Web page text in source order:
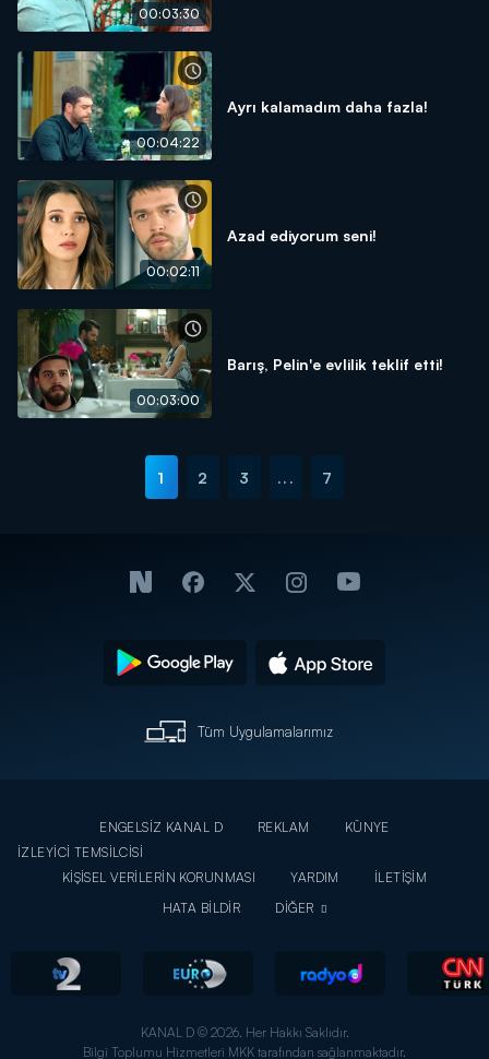
00:03:30
00:04:22
Ayrı kalamadım daha fazla!
00:02:11
Azad ediyorum seni!
00:03:00
Barış, Pelin'e evlilik teklif etti!
1 2 3 ... 7
Tüm Uygulamalarımız
ENGELSİZ KANAL D REKLAM
KÜNYE
İZLEYİCİ TEMSİLCİSİ
KİŞİSEL VERİLERİN KORUNMASI
YARDIM
İLETİŞİM
HATA BİLDİR
DİĞER
KANAL D © 2026. Her Hakkı Saklıdır.
Bilgi Toplumu Hizmetleri MKK tarafından sağlanmaktadır.